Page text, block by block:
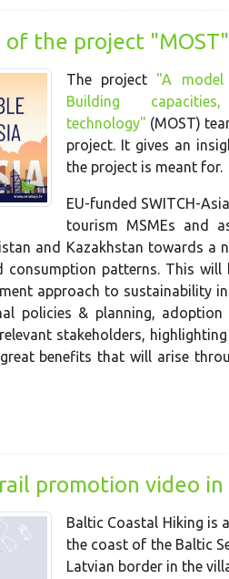
the project "MOST"
The project "A model
Building
technology" (MOST)
project. It gives an
the project is meant for.
EU-funded SWITCH-
tourism MSMEs and
and Kazakhstan towards a
consumption patterns. This
approach to sustainability
policies & planning,
stakeholders,
benefits that will arise
promotion video in
Baltic Coastal Hiking is
the coast of the Baltic
Latvian border in the